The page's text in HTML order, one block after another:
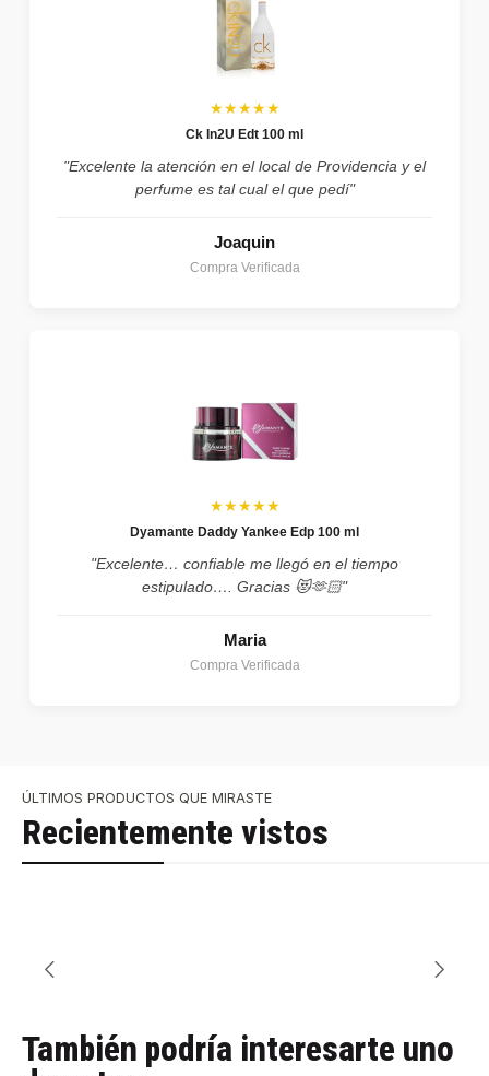
★★★★★
Ck In2U Edt 100 ml
"Excelente la atención en el local de Providencia y el
perfume es tal cual el que pedí"
Joaquin
Compra Verificada
★★★★★
Dyamante Daddy Yankee Edp 100 ml
"Excelente… confiable me llegó en el tiempo
estipulado…. Gracias 😻🫶🏻"
Maria
Compra Verificada
ÚLTIMOS PRODUCTOS QUE MIRASTE
Recientemente vistos
También podría interesarte uno